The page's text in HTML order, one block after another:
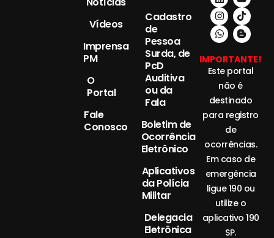
Vídeos
Imprensa
PM
O
Portal
Fale
Conosco
Cadastro
de
Pessoa
Surda, de
PcD
Auditiva
ou da
Fala
Boletim de
Ocorrência
Eletrônico
Aplicativos
da Polícia
Militar
Delegacia
Eletrônica
IMPORTANTE!
Este portal
não é
destinado
para registro
de
ocorrências.
Em caso de
emergência
ligue 190 ou
utilize o
aplicativo 190
SP.